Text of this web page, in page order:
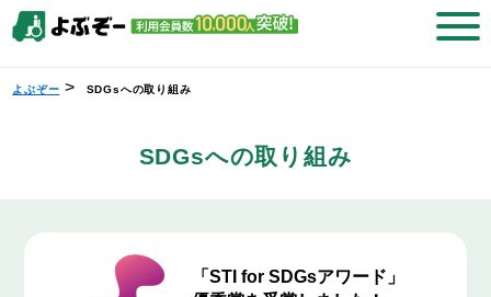
よぶぞー > SDGsへの取り組み
SDGsへの取り組み
「STI for SDGsアワード」